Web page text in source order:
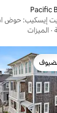
إيسكيب: حوض
· الميزات